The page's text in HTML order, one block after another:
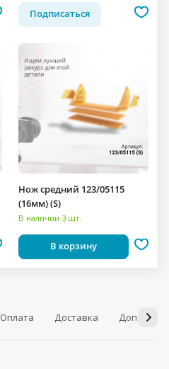
Подписаться
Нож средний 123/05115
(16мм) (S)
В наличии 3 шт.
В корзину
Оплата Доставка